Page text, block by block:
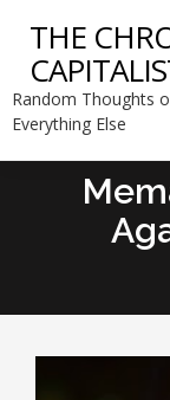
THE
Random Thoughts
Everything Else